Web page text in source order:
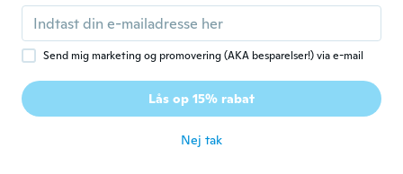
F
for ca. 5 år siden
Serafino
Tilmeldt 2020 · 14 anmeldelser
Send mig marketing og promovering (AKA besparelser!) via e-mail
Lås op 15% rabat
Nej tak